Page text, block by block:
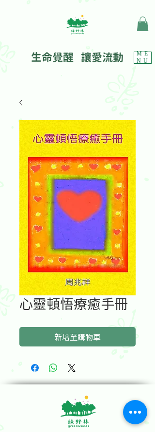
ME
NU
生命覺醒 讓愛流動
心靈頓悟療癒手冊
新增至購物車